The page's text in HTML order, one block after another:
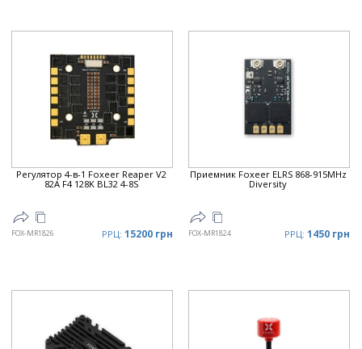
Регулятор 4-в-1 Foxeer Reaper V2
82A F4 128K BL32 4-8S
FOX-MR1826 РРЦ: 15200 грн
Приемник Foxeer ELRS 868-915MHz
Diversity
FOX-MR1824 РРЦ: 1450 грн